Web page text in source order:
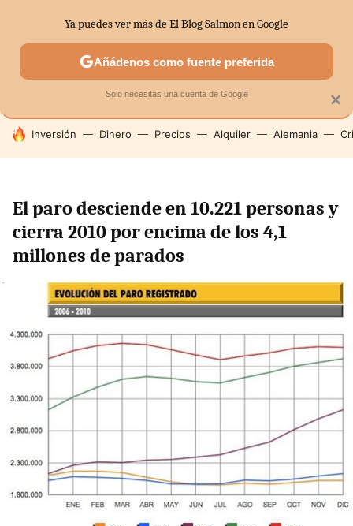
SECTORES ECONOMÍA DOMÉSTICA MERCADOS
HOY SE HABLA DE
Inversión Dinero Precios Alquiler Alemania
El paro desciende en 10.221 personas y
cierra 2010 por encima de los 4,1
millones de parados
×
Ya puedes ver más de El Blog Salmon en Google
Añádenos como fuente preferida
Solo necesitas una cuenta de Google